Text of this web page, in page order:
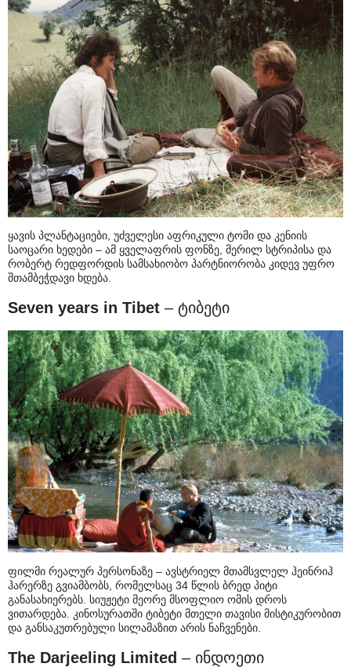
ყავის პლანტაციები, უძველესი აფრიკული ტომი და კენიის
საოცარი ხედები – ამ ყველაფრის ფონზე, მერილ სტრიპისა და
რობერტ რედფორდის სამსახიობო პარტნიორობა კიდევ უფრო
შთამბეჭდავი ხდება.
Seven years in Tibet – ტიბეტი
ფილმი რეალურ პერსონაზე – ავსტრიელ მთამსვლელ ჰეინრიჰ
ჰარერზე გვიამბობს, რომელსაც 34 წლის ბრედ პიტი
განასახიერებს. სიუჟეტი მეორე მსოფლიო ომის დროს
ვითარდება. კინოსურათში ტიბეტი მთელი თავისი მისტიკურობით
და განსაკუთრებული სილამაზით არის ნაჩვენები.
The Darjeeling Limited – ინდოეთი